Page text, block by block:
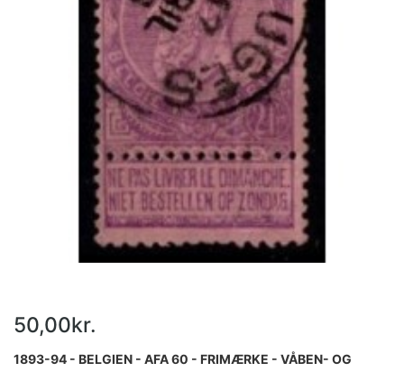
50,00kr.
1893-94 - BELGIEN - AFA 60 - FRIMÆRKE - VÅBEN- OG